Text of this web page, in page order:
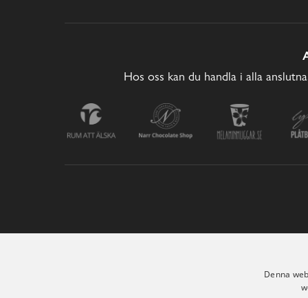
Hos oss kan du handla i alla
Denna